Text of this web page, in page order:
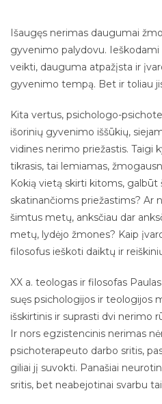
Išaugęs nerimas daugumai
gyvenimo palydovu.
veikti, dauguma atpažįsta ir
gyvenimo tempą. Bet ir toliau
Kita vertus, psichologo-
išorinių gyvenimo iššūkių,
vidines nerimo priežastis. Taigi
tikrasis, tai lemiamas,
Kokią vietą skirti kitoms, galbūt
skatinančioms priežastims? Ar
šimtus metų, anksčiau dar
metų, lydėjo žmones? Kaip
filosofus ieškoti daiktų ir
XX a. teologas ir filosofas
suęs psichologijos ir teologijos
išskirtinis ir suprasti dvi nerimo
Ir nors egzistencinis nerimas
psichoterapeuto darbo sritis,
giliai jį suvokti. Panašiai
sritis, bet neabejotinai svarbu